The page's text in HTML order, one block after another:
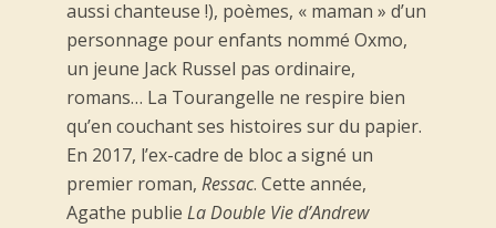
aussi chanteuse !), poèmes, « maman » d’un
personnage pour enfants nommé Oxmo,
un jeune Jack Russel pas ordinaire,
romans… La Tourangelle ne respire bien
qu’en couchant ses histoires sur du papier.
En 2017, l’ex-cadre de bloc a signé un
premier roman, Ressac. Cette année,
Agathe publie La Double Vie d’Andrew